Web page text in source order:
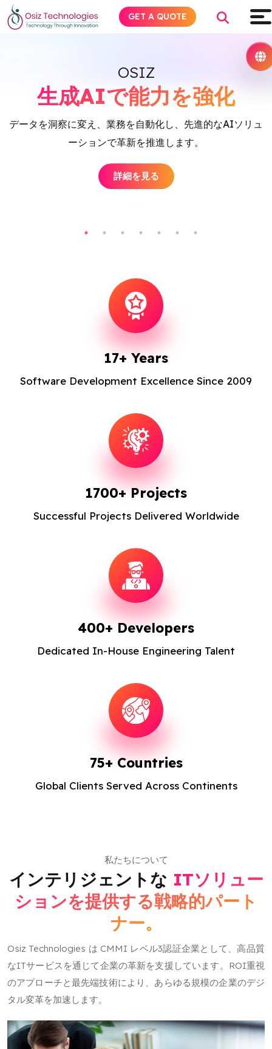
OSIZ
生成AIで能力を強化
データを洞察に変え、業務を自動化し、先進的なAIソリュ
ーションで革新を推進します。
詳細を見る
17+ Years
Software Development Excellence Since 2009
1700+ Projects
Successful Projects Delivered Worldwide
400+ Developers
Dedicated In-House Engineering Talent
75+ Countries
Global Clients Served Across Continents
私たちについて
インテリジェントな ITソリュー
ションを提供する戦略的パート
ナー。
Osiz Technologies は CMMI レベル3認証企業として、高品質
なITサービスを通じて企業の革新を支援しています。ROI重視
のアプローチと最先端技術により、あらゆる規模の企業のデジ
タル変革を加速します。
GET A QUOTE
Explore AI
Products
Dataset
FacebookTwitterYoutube